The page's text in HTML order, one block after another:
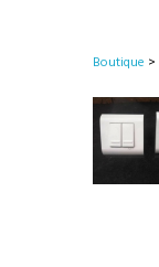
Boutique >